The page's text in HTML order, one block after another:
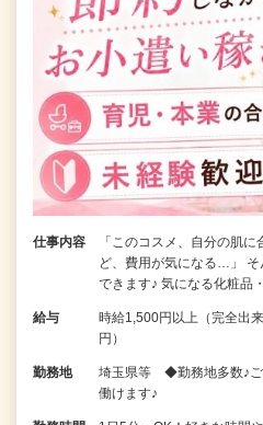
仕事内容
「このコスメ、自分の肌
ど、費用が気になる…」
できます♪ 気になる化粧品
給与
時給1,500円以上（完全出
円）
勤務地
埼玉県等 ◆勤務地多数♪ご
働けます♪